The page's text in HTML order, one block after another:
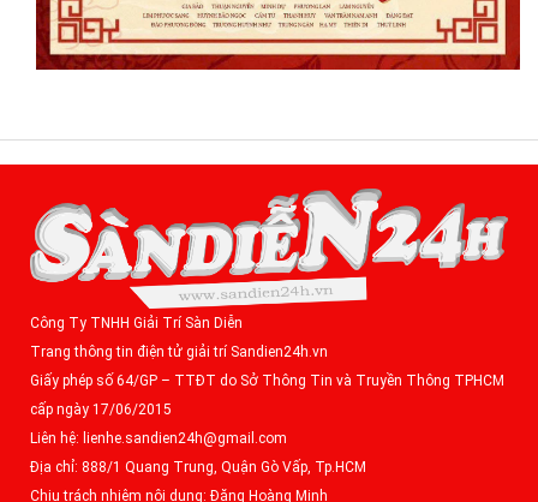
Công Ty TNHH Giải Trí Sàn Diễn
Trang thông tin điện tử giải trí Sandien24h.vn
Giấy phép số 64/GP – TTĐT do Sở Thông Tin và Truyền Thông TPHCM
cấp ngày 17/06/2015
Liên hệ: lienhe.sandien24h@gmail.com
Địa chỉ: 888/1 Quang Trung, Quận Gò Vấp, Tp.HCM
Chịu trách nhiệm nội dung: Đặng Hoàng Minh